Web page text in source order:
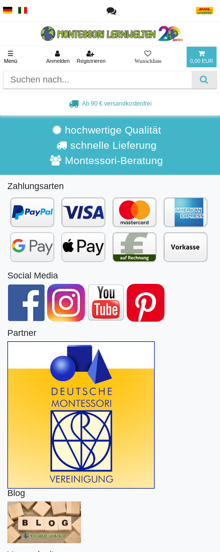
☰
Menü Anmelden Registrieren 0,00 EUR
Ab 90 € versandkostenfrei
hochwertige Qualität
schnelle Lieferung
Montessori-Beratung
Zahlungsarten
Social Media
Partner
Blog